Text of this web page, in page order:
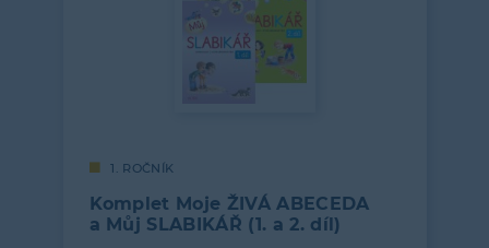
1. ROČNÍK
Komplet Moje ŽIVÁ ABECEDA
a Můj SLABIKÁŘ (1. a 2. díl)